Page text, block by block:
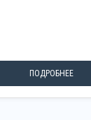
ПОДРОБНЕЕ